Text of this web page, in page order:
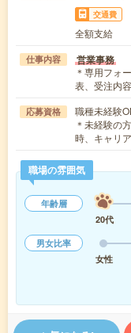
交通費
全額支給
仕事内容 営業事務
＊専用フォ
表、受注内
応募資格
職種未経験
＊未経験の
時、キャリ
職場の雰囲気
年齢層
20代
男女比率
女性